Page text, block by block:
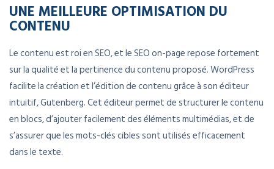
UNE MEILLEURE OPTIMISATION DU
CONTENU
Le contenu est roi en SEO, et le SEO on-page repose fortement
sur la qualité et la pertinence du contenu proposé. WordPress
facilite la création et l’édition de contenu grâce à son éditeur
intuitif, Gutenberg. Cet éditeur permet de structurer le contenu
en blocs, d’ajouter facilement des éléments multimédias, et de
s’assurer que les mots-clés cibles sont utilisés efficacement
dans le texte.